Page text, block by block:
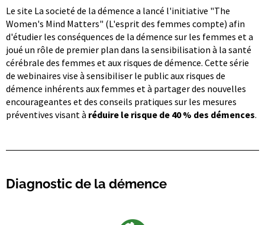
Le site La societé de la démence a lancé l'initiative "The
Women's Mind Matters" (L'esprit des femmes compte) afin
d'étudier les conséquences de la démence sur les femmes et a
joué un rôle de premier plan dans la sensibilisation à la santé
cérébrale des femmes et aux risques de démence. Cette série
de webinaires vise à sensibiliser le public aux risques de
démence inhérents aux femmes et à partager des nouvelles
encourageantes et des conseils pratiques sur les mesures
préventives visant à réduire le risque de 40 % des démences.
Diagnostic de la démence